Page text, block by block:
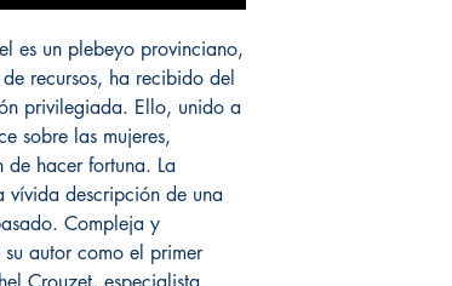
es un plebeyo provinciano,
recursos, ha recibido del
privilegiada. Ello, unido a
sobre las mujeres,
hacer fortuna. La
vívida descripción de una
Compleja y
autor como el primer